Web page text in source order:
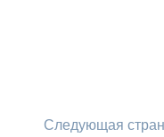
Следующая